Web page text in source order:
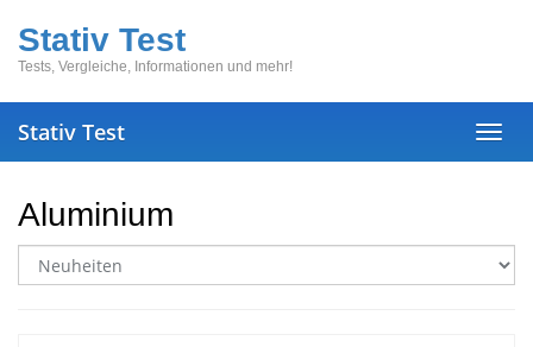
main
content
Stativ Test
Tests, Vergleiche, Informationen und mehr!
Stativ Test
Aluminium